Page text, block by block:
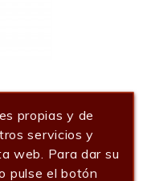
propias y de
servicios y
web. Para dar su
pulse el botón